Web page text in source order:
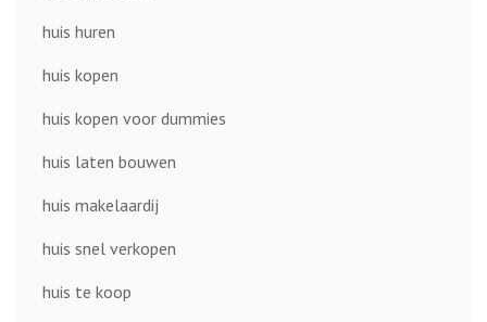
huis huren
huis kopen
huis kopen voor dummies
huis laten bouwen
huis makelaardij
huis snel verkopen
huis te koop